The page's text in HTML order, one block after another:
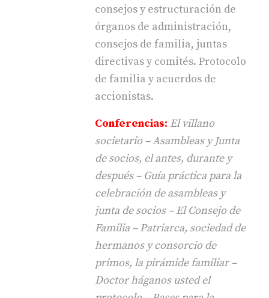
consejos y estructuración de
órganos de administración,
consejos de familia, juntas
directivas y comités. Protocolo
de familia y acuerdos de
accionistas.
Conferencias: El villano
societario – Asambleas y Junta
de socios, el antes, durante y
después – Guía práctica para la
celebración de asambleas y
junta de socios – El Consejo de
Familia – Patriarca, sociedad de
hermanos y consorcio de
primos, la pirámide familiar –
Doctor háganos usted el